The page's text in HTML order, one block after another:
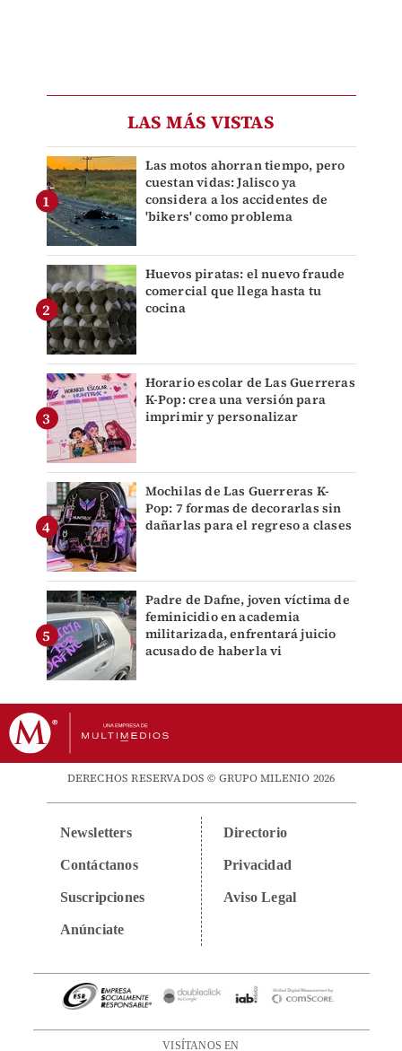
LAS MÁS VISTAS
Las motos ahorran tiempo, pero
cuestan vidas: Jalisco ya
considera a los accidentes de
'bikers' como problema
Huevos piratas: el nuevo fraude
comercial que llega hasta tu
cocina
Horario escolar de Las Guerreras
K-Pop: crea una versión para
imprimir y personalizar
Mochilas de Las Guerreras K-
Pop: 7 formas de decorarlas sin
dañarlas para el regreso a clases
Padre de Dafne, joven víctima de
feminicidio en academia
militarizada, enfrentará juicio
acusado de haberla vi
DERECHOS RESERVADOS © GRUPO MILENIO 2026
Newsletters
Contáctanos
Suscripciones
Anúnciate
Directorio
Privacidad
Aviso Legal
VISÍTANOS EN